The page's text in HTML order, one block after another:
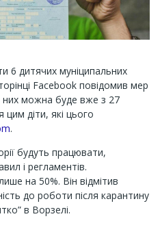
6 дитячих муніципальних
Facebook повідомив мер
них можна буде вже з 27
діти, які цього
.
будуть працювати,
і регламентів.
на 50%. Він відмітив
до роботи після карантину
в Ворзелі.